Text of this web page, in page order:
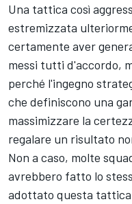
Una tattica così
estremizzata
certamente aver
messi tutti d'accordo,
perché l'ingegno
che definiscono una
massimizzare la
regalare un risultato
Non a caso, molte
avrebbero fatto lo
adottato questa